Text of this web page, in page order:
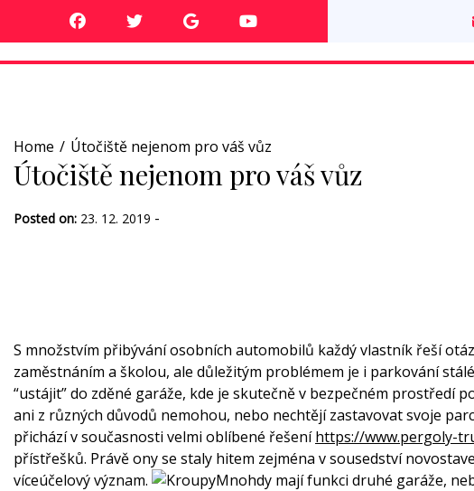
Home Útočiště nejenom pro váš vůz
Útočiště nejenom pro váš vůz
Posted on: 23. 12. 2019 -
S množstvím přibývání osobních automobilů každý vlastník řeší
zaměstnáním a školou, ale důležitým problémem je i parkování
“ustájit” do zděné garáže, kde je skutečně v bezpečném prostředí
ani z různých důvodů nemohou, nebo nechtějí zastavovat svoje
přichází v současnosti velmi oblíbené řešeníhttps://www.pergoly-
přístřešků. Právě ony se staly hitem zejména v sousedství
víceúčelový význam.
Mnohdy mají funkci druhé garáže,